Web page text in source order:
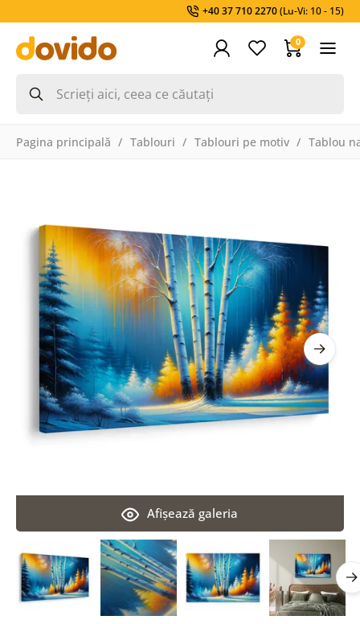
+40 37 710 2270(Lu-Vi: 10 - 15)
0
Pagina principală Tablouri Tablouri pe motiv Tablou
Afişează galeria